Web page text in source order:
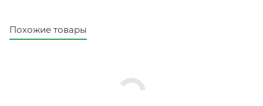
Похожие товары